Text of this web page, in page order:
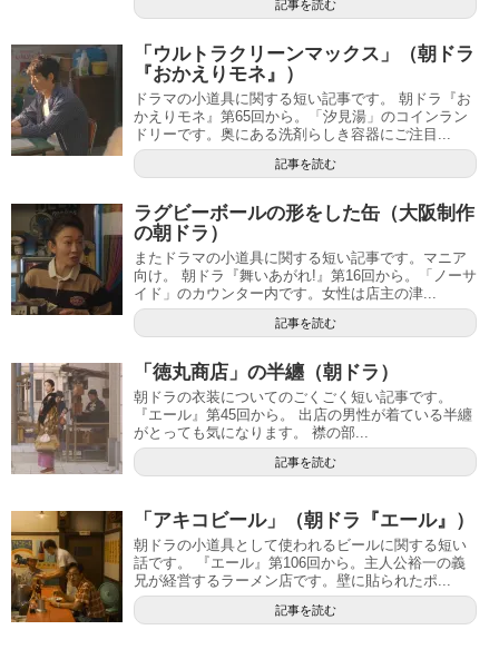
記事を読む
「ウルトラクリーンマックス」（朝ドラ
『おかえりモネ』）
ドラマの小道具に関する短い記事です。 朝ドラ『お
かえりモネ』第65回から。「汐見湯」のコインラン
ドリーです。奥にある洗剤らしき容器にご注目...
記事を読む
ラグビーボールの形をした缶（大阪制作
の朝ドラ）
またドラマの小道具に関する短い記事です。マニア
向け。 朝ドラ『舞いあがれ!』第16回から。「ノーサ
イド」のカウンター内です。女性は店主の津...
記事を読む
「徳丸商店」の半纏（朝ドラ）
朝ドラの衣装についてのごくごく短い記事です。
『エール』第45回から。 出店の男性が着ている半纏
がとっても気になります。 襟の部...
記事を読む
「アキコビール」（朝ドラ『エール』）
朝ドラの小道具として使われるビールに関する短い
話です。 『エール』第106回から。主人公裕一の義
兄が経営するラーメン店です。壁に貼られたポ...
記事を読む